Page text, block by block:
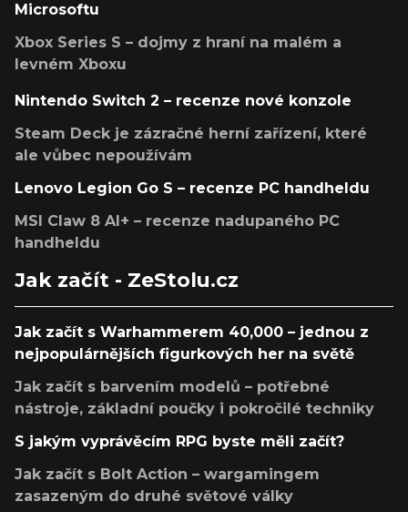
Microsoftu
Xbox Series S – dojmy z hraní na malém a
levném Xboxu
Nintendo Switch 2 – recenze nové konzole
Steam Deck je zázračné herní zařízení, které
ale vůbec nepoužívám
Lenovo Legion Go S – recenze PC handheldu
MSI Claw 8 AI+ – recenze nadupaného PC
handheldu
Jak začít - ZeStolu.cz
Jak začít s Warhammerem 40,000 – jednou z
nejpopulárnějších figurkových her na světě
Jak začít s barvením modelů – potřebné
nástroje, základní poučky i pokročilé techniky
S jakým vyprávěcím RPG byste měli začít?
Jak začít s Bolt Action – wargamingem
zasazeným do druhé světové války